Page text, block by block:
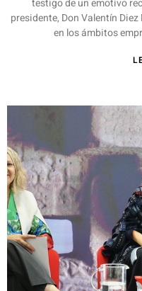
testigo de un emotivo
presidente, Don Valentín
en los ámbitos